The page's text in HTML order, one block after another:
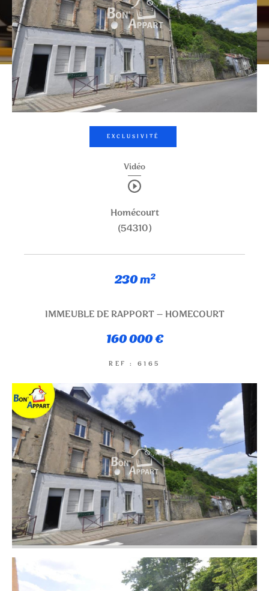
EXCLUSIVITÉ
Vidéo
Homécourt
(54310)
230 m²
IMMEUBLE DE RAPPORT – HOMECOURT
160 000 €
REF : 6165
0 1 2 3 4 5
Ville
Surface
CRITÈRES
SUPPLÉMENTAIRES
TERRASSE
FILTRER PAR